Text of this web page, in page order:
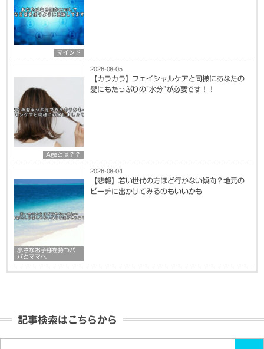
マインド
Ageとは？？
2026-08-05
【カラカラ】フェイシャルケアと同様にあなたの
髪にもたっぷりの”水分”が必要です！！
小さなお子様を持つパ
パとママへ
2026-08-04
【悲報】若い世代の方ほど行かない傾向？地元の
ビーチに出かけてみるのもいいかも
記事検索はこちらから